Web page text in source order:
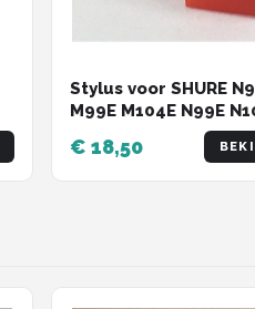
Stylus voor SHURE
M99E M104E N99E
€ 18,50